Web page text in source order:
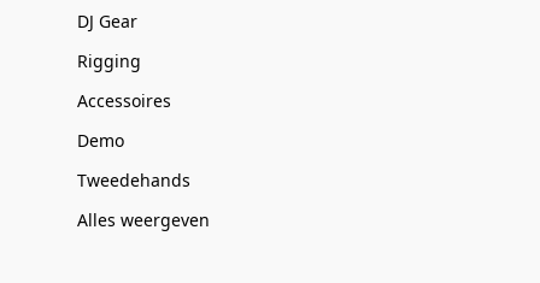
DJ Gear
Rigging
Accessoires
Demo
Tweedehands
Alles weergeven